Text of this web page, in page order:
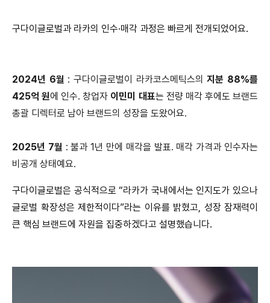
구다이글로벌과 라카의 인수·매각 과정은 빠르게 전개되었어요.
2024년 6월 : 구다이글로벌이 라카코스메틱스의지분 88%를
425억 원에 인수. 창업자 이민미 대표는 전량 매각 후에도 브랜드
총괄 디렉터로 남아 브랜드의 성장을 도왔어요.
2025년 7월 : 불과 1년 만에 매각을 발표. 매각 가격과 인수자는
비공개 상태예요.
구다이글로벌은 공식적으로 “라카가 국내에서는 인지도가 있으나
글로벌 확장성은 제한적이다”라는 이유를 밝혔고, 성장 잠재력이
큰 핵심 브랜드에 자원을 집중하겠다고 설명했습니다.